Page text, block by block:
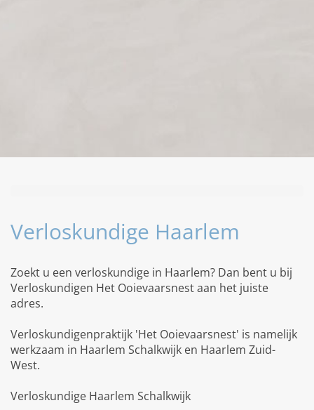
Verloskundige Haarlem
Zoekt u een verloskundige in Haarlem? Dan bent u bij
Verloskundigen Het Ooievaarsnest aan het juiste
adres.
Verloskundigenpraktijk 'Het Ooievaarsnest' is namelijk
werkzaam in Haarlem Schalkwijk en Haarlem Zuid-
West.
Verloskundige Haarlem Schalkwijk